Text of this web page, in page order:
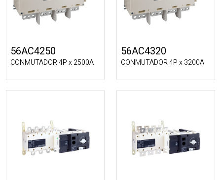
56AC4250
CONMUTADOR 4P x 2500A
56AC4320
CONMUTADOR 4P x 3200A